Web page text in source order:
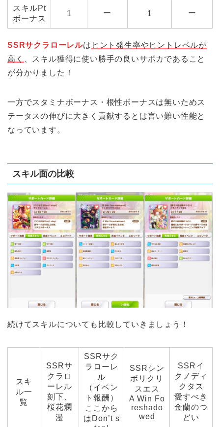
スキルPt
ボーナス
1 ー 1 ー
SSRサクラローレルは ヒント発生率やヒントレベルが
高く
、スキル獲得に使い勝手の良いサポカであること
が分かりました！
一方でスタミナボーナス・根性ボーナスは無いためス
テータスの伸びに大きく貢献するとは言い難い性能と
なっています。
スキル面の比較
続けてスキルについても比較していきましょう！
スキ
ル一
覧
SSRサ
クラロ
ーレル
刻下、
桜花爛
漫
SSRサク
ラローレ
ル
（イベン
ト報酬）
ここから
はDon’t s
SSRシン
ボリクリ
スエス
A Win Fo
reshado
wed
SSRイ
クノディ
クタス
愛すべき
金蘭のつ
どい